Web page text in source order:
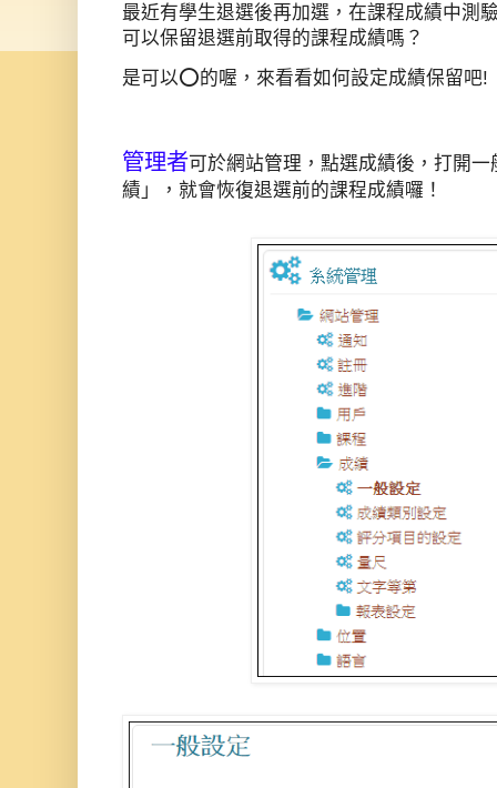
最近有學生退選後再加選，在課程成績中測
可以保留退選前取得的課程成績嗎？
是可以⭕的喔，來看看如何設定成績保留吧!
管理者可於網站管理，點選成績後，打開
績」，就會恢復退選前的課程成績囉！